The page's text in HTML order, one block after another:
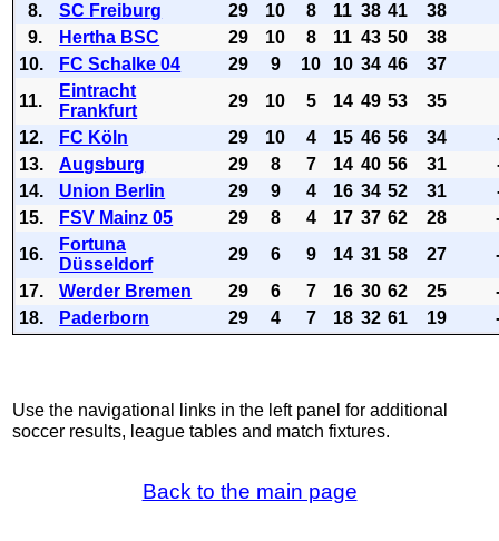
8.
SC Freiburg 29 10 8 11 38 41
38
9.
Hertha BSC 29 10 8 11 43 50
38
10.
FC Schalke 04 29 9 10 10 34 46
37
11.
Eintracht
Frankfurt
29 10 5 14 49 53
35
12.
FC Köln 29 10 4 15 46 56 34
13.
Augsburg 29 8 7 14 40 56 31
14.
Union Berlin 29 9 4 16 34 52 31
15.
FSV Mainz 05 29 8 4 17 37 62 28
16.
Fortuna
Düsseldorf
29 6 9 14 31 58 27
17.
Werder Bremen 29 6 7 16 30 62 25
18.
Paderborn 29 4 7 18 32 61 19
Use the navigational links in the left panel for additional
soccer results, league tables and match fixtures.
Back to the main page